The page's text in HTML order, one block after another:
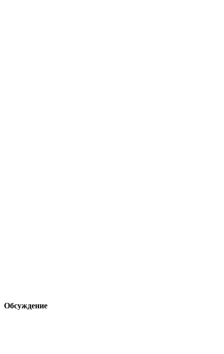
Обсуждение